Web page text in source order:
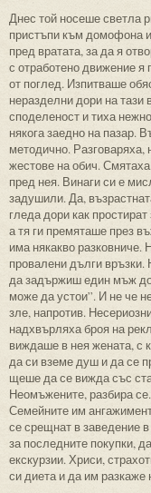
Днес той носеше светла
пристъпи към домофона
пред вратата, за да я
с отработено движение я
от поглед. Изпитваше
неразделни дори на тази
споделеност и тиха
някога заедно на пазар.
методично.
жестове на обич.
пред нея. Винаги си е
задушили. Да,
гледа дори как
а тя ги премяташе през
има някакво
провалени дълги връзки.
да задържиш един мъж
може да устои”. И не че
зле, напротив.
надхвърляха броя на
виждаше в нея жената, с
да си вземе душ и да се
щеше да се вижда със
Неомъжените, разбира
Семейните им
се срещнат в заведение
за последните покупки,
екскурзии. Хриси,
си диета и да им разкаже